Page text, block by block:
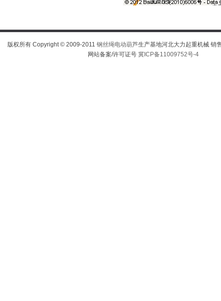
版权所有 Copyright © 2009-2011 钢丝绳电动葫芦生产基地河北大力起重机械 销
网站备案/许可证号 冀ICP备11009752号-4